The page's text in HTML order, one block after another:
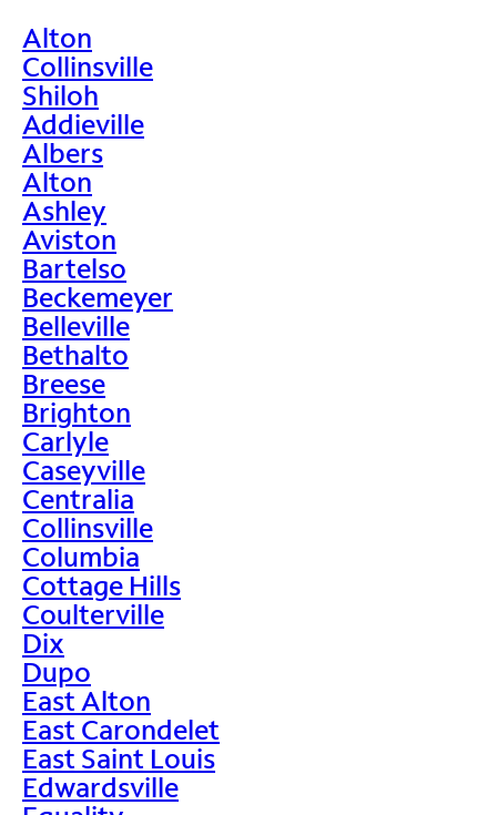
Alton
Collinsville
Shiloh
Addieville
Albers
Alton
Ashley
Aviston
Bartelso
Beckemeyer
Belleville
Bethalto
Breese
Brighton
Carlyle
Caseyville
Centralia
Collinsville
Columbia
Cottage Hills
Coulterville
Dix
Dupo
East Alton
East Carondelet
East Saint Louis
Edwardsville